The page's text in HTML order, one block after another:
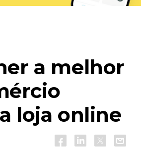
a melhor
loja online